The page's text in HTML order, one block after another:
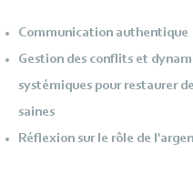
Communication authentique
Gestion des conflits et
systémiques pour restaurer
saines
Réflexion sur le rôle de